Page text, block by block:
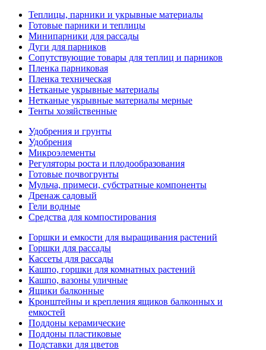
Теплицы, парники и укрывные материалы
Готовые парники и теплицы
Минипарники для рассады
Дуги для парников
Сопутствующие товары для теплиц и парников
Пленка парниковая
Пленка техническая
Нетканые укрывные материалы
Нетканые укрывные материалы мерные
Тенты хозяйственные
Удобрения и грунты
Удобрения
Микроэлементы
Регуляторы роста и плодообразования
Готовые почвогрунты
Мульча, примеси, субстратные компоненты
Дренаж садовый
Гели водные
Средства для компостирования
Горшки и емкости для выращивания растений
Горшки для рассады
Кассеты для рассады
Кашпо, горшки для комнатных растений
Кашпо, вазоны уличные
Ящики балконные
Кронштейны и крепления ящиков балконных и
емкостей
Поддоны керамические
Поддоны пластиковые
Подставки для цветов